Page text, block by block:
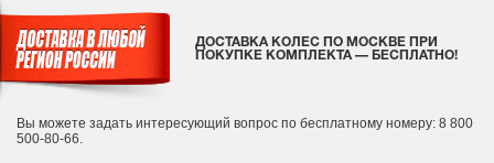
ДОСТАВКА КОЛЕС ПО МОСКВЕ ПРИ
ПОКУПКЕ КОМПЛЕКТА — БЕСПЛАТНО!
Вы можете задать интересующий вопрос по бесплатному номеру: 8 800
500-80-66.